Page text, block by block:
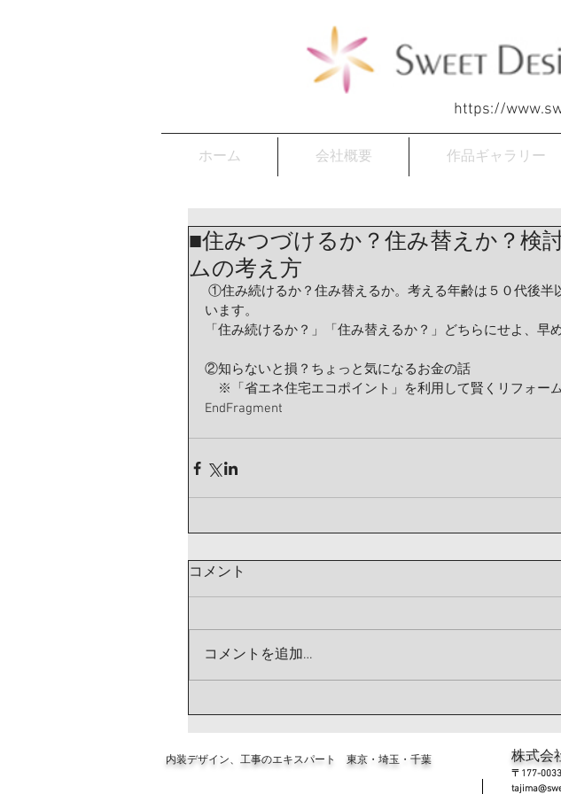
https://
ホーム 会社概要 作品ギャラリー
■住みつづけるか？住み替えか？検
ムの考え方
います。
「住み続けるか？」「住み替えるか？」どちらにせよ、早
②知らないと損？ちょっと気になるお金の話
※「省エネ住宅エコポイント」を利用して賢くリフォー
EndFragment
コメント
コメントを追加…
内装デザイン、工事のエキスパート 東京・埼玉・千葉 株式会
〒177-